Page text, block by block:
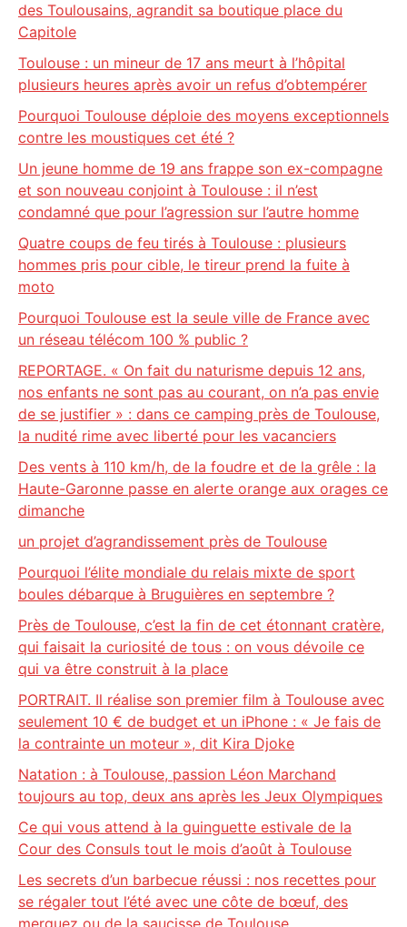
des Toulousains, agrandit sa boutique place du
Capitole
Toulouse : un mineur de 17 ans meurt à l’hôpital
plusieurs heures après avoir un refus d’obtempérer
Pourquoi Toulouse déploie des moyens exceptionnels
contre les moustiques cet été ?
Un jeune homme de 19 ans frappe son ex-compagne
et son nouveau conjoint à Toulouse : il n’est
condamné que pour l’agression sur l’autre homme
Quatre coups de feu tirés à Toulouse : plusieurs
hommes pris pour cible, le tireur prend la fuite à
moto
Pourquoi Toulouse est la seule ville de France avec
un réseau télécom 100 % public ?
REPORTAGE. « On fait du naturisme depuis 12 ans,
nos enfants ne sont pas au courant, on n’a pas envie
de se justifier » : dans ce camping près de Toulouse,
la nudité rime avec liberté pour les vacanciers
Des vents à 110 km/h, de la foudre et de la grêle : la
Haute-Garonne passe en alerte orange aux orages ce
dimanche
un projet d’agrandissement près de Toulouse
Pourquoi l’élite mondiale du relais mixte de sport
boules débarque à Bruguières en septembre ?
Près de Toulouse, c’est la fin de cet étonnant cratère,
qui faisait la curiosité de tous : on vous dévoile ce
qui va être construit à la place
PORTRAIT. Il réalise son premier film à Toulouse avec
seulement 10 € de budget et un iPhone : « Je fais de
la contrainte un moteur », dit Kira Djoke
Natation : à Toulouse, passion Léon Marchand
toujours au top, deux ans après les Jeux Olympiques
Ce qui vous attend à la guinguette estivale de la
Cour des Consuls tout le mois d’août à Toulouse
Les secrets d’un barbecue réussi : nos recettes pour
se régaler tout l’été avec une côte de bœuf, des
merguez ou de la saucisse de Toulouse